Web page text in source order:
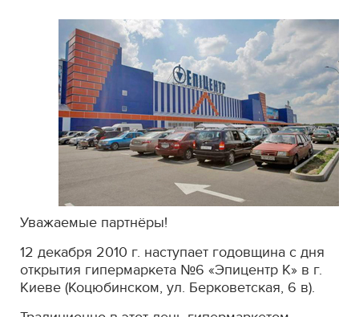
Уважаемые партнёры!
12 декабря 2010 г. наступает годовщина с дня
открытия гипермаркета №6 «Эпицентр К» в г.
Киеве (Коцюбинском, ул. Берковетская, 6 в).